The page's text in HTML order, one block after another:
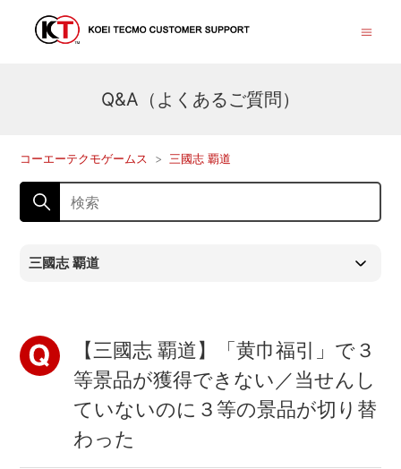
Q&A（よくあるご質問）
コーエーテクモゲームス 三國志 覇道
三國志 覇道
【三國志 覇道】「黄巾福引」で３
等景品が獲得できない／当せんし
ていないのに３等の景品が切り替
わった